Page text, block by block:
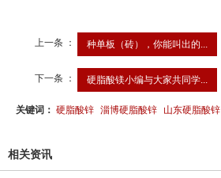
上一条 ： 种单板（砖），你能叫出的...
下一条 ： 硬脂酸镁小编与大家共同学...
关键词： 硬脂酸锌 淄博硬脂酸锌 山东硬脂酸锌
相关资讯